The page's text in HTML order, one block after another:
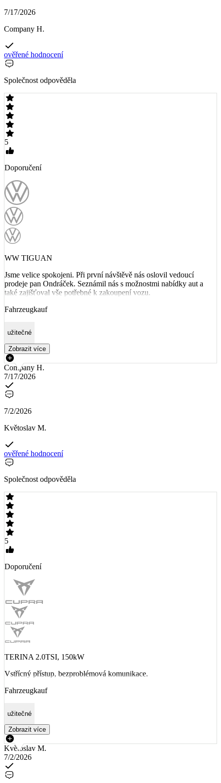
7/17/2026
Company H.
ověřené hodnocení
Společnost odpověděla
5
Doporučení
WW TIGUAN
Jsme velice spokojeni. Při první návštěvě nás oslovil vedoucí
prodeje pan Ondráček. Seznámil nás s možnostmi nabídky aut a
také zajišťoval vše potřebné k zakoupení vozu.
Fahrzeugkauf
užitečné
Zobrazit více
Company H.
7/17/2026
7/2/2026
Květoslav M.
ověřené hodnocení
Společnost odpověděla
5
Doporučení
TERINA 2.0TSI, 150kW
Vstřícný přístup, bezproblémová komunikace.
Fahrzeugkauf
užitečné
Zobrazit více
Květoslav M.
7/2/2026